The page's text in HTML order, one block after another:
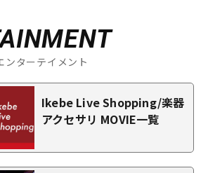
ンターテイメント
Ikebe Live Shopping/楽器
アクセサリ MOVIE一覧